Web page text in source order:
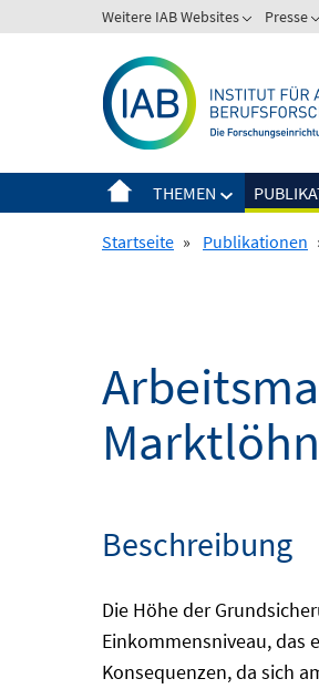
zum
Weitere IAB Websites Presse
THEMEN
Startseite » Publikationen
Beschreibung
Die Höhe der
Einkommensniveau, das
Konsequenzen, da sich